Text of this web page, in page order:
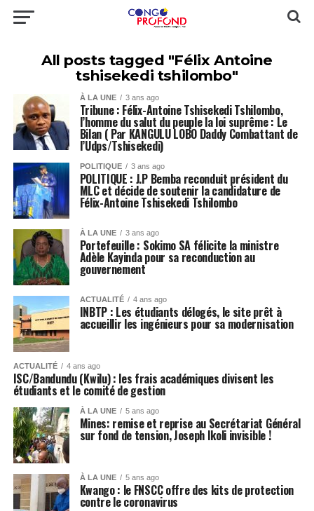
All posts tagged "Félix Antoine
tshisekedi tshilombo"
À LA UNE 3 ans ago
Tribune : Félix-Antoine Tshisekedi Tshilombo,
l’homme du salut du peuple la loi suprême : Le
Bilan ( Par KANGULU LOBO Daddy Combattant de
l’Udps/Tshisekedi)
POLITIQUE 3 ans ago
POLITIQUE : J.P Bemba reconduit président du
MLC et décide de soutenir la candidature de
Félix-Antoine Tshisekedi Tshilombo
À LA UNE 3 ans ago
Portefeuille : Sokimo SA félicite la ministre
Adèle Kayinda pour sa reconduction au
gouvernement
ACTUALITÉ 4 ans ago
INBTP : Les étudiants délogés, le site prêt à
accueillir les ingénieurs pour sa modernisation
ACTUALITÉ 4 ans ago
ISC/Bandundu (Kwilu) : les frais académiques divisent les
étudiants et le comité de gestion
À LA UNE 5 ans ago
Mines: remise et reprise au Secrétariat Général
sur fond de tension, Joseph Ikoli invisible !
À LA UNE 5 ans ago
Kwango : le FNSCC offre des kits de protection
contre le coronavirus